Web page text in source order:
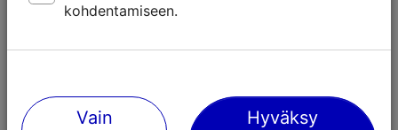
Lähellä olevia paikkoja
kohdentamiseen.
Vain
Hyväksy